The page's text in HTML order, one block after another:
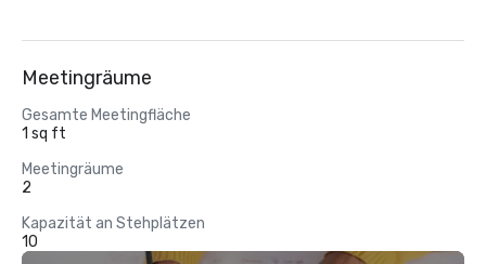
Meetingräume
Gesamte Meetingfläche
1 sq ft
Meetingräume
2
Kapazität an Stehplätzen
10